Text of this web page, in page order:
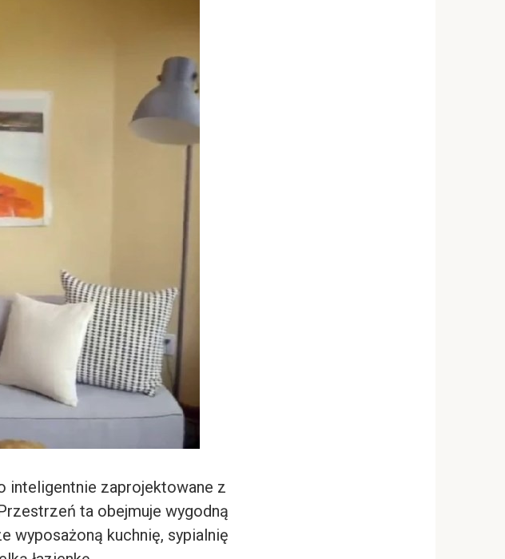
inteligentnie zaprojektowane z
ta obejmuje wygodną
wyposażoną kuchnię, sypialnię